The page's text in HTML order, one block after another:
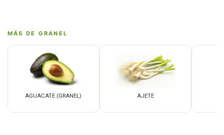
MÁS DE GRANEL
AGUACATE (GRANEL) AJETE